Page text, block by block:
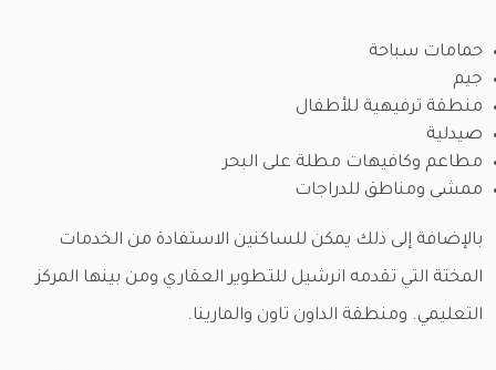
حمامات سباحة
جيم
منطقة ترفيهية للأطفال
صيدلية
مطاعم وكافيهات مطلة على البحر
ممشى ومناطق للدراجات
بالإضافة إلى ذلك يمكن للساكنين الاستفادة من الخدمات
المختة التي تقدمه انرشيل للتطوير العقاري ومن بينها المركز
التعليمي. ومنطقة الداون تاون والمارينا.